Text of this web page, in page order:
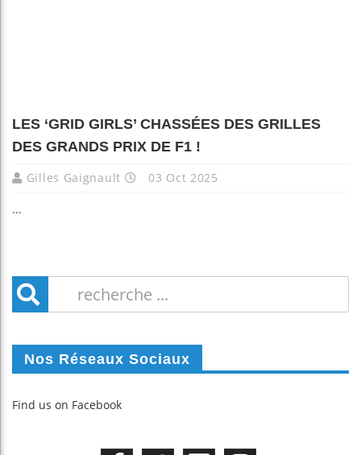
LES ‘GRID GIRLS’ CHASSÉES DES GRILLES
DES GRANDS PRIX DE F1 !
Gilles Gaignault 03 Oct 2025
...
Nos Réseaux Sociaux
Find us on Facebook